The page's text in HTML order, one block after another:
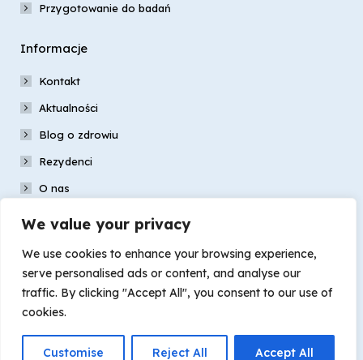
We value your privacy
We use cookies to enhance your browsing experience,
serve personalised ads or content, and analyse our
traffic. By clicking "Accept All", you consent to our use of
cookies.
Customise Reject All Accept All
Przygotowanie do badań
Informacje
Kontakt
Aktualności
Blog o zdrowiu
Rezydenci
O nas
Dokumenty